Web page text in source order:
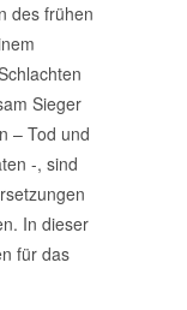
des frühen
Sieger
– Tod und
-, sind
In dieser
für das